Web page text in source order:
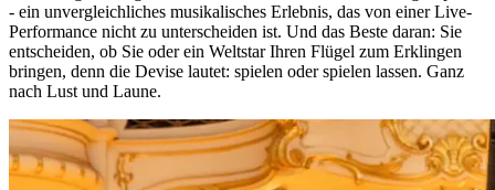
- ein unvergleichliches musikalisches Erlebnis, das von einer Live-
Performance nicht zu unterscheiden ist. Und das Beste daran: Sie
entscheiden, ob Sie oder ein Weltstar Ihren Flügel zum Erklingen
bringen, denn die Devise lautet: spielen oder spielen lassen. Ganz
nach Lust und Laune.